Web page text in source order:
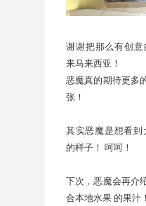
谢谢把那么有创
来马来西亚！
恶魔真的期待更多
张！
其实恶魔是想看
的样子！ 呵呵！
下次，恶魔会再介
合本地水果 的果汁！